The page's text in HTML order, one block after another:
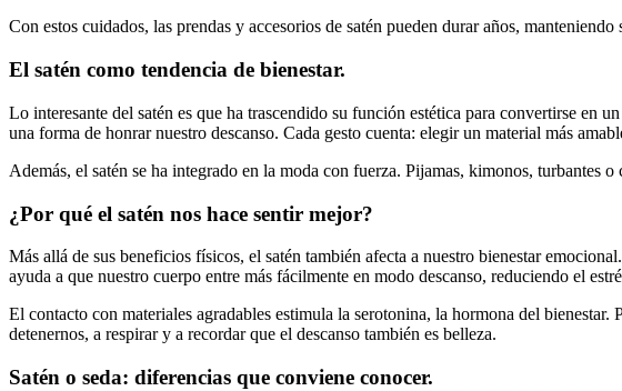
Con estos cuidados, las prendas y accesorios de satén pueden durar años,
El satén como tendencia de bienestar.
Lo interesante del satén es que ha trascendido su función estética para convertirse en
una forma de honrar nuestro descanso. Cada gesto cuenta: elegir un material más
Además, el satén se ha integrado en la moda con fuerza. Pijamas, kimonos, turbantes
¿Por qué el satén nos hace sentir mejor?
Más allá de sus beneficios físicos, el satén también afecta a nuestro bienestar
ayuda a que nuestro cuerpo entre más fácilmente en modo descanso, reduciendo el
El contacto con materiales agradables estimula la serotonina, la hormona del
detenernos, a respirar y a recordar que el descanso también es belleza.
Satén o seda: diferencias que conviene conocer.